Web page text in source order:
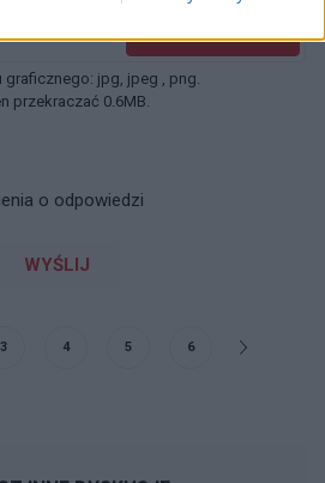
jpg, jpeg , png.
przekraczać 0.6MB.
o odpowiedzi
WYŚLIJ
3 4 5 6